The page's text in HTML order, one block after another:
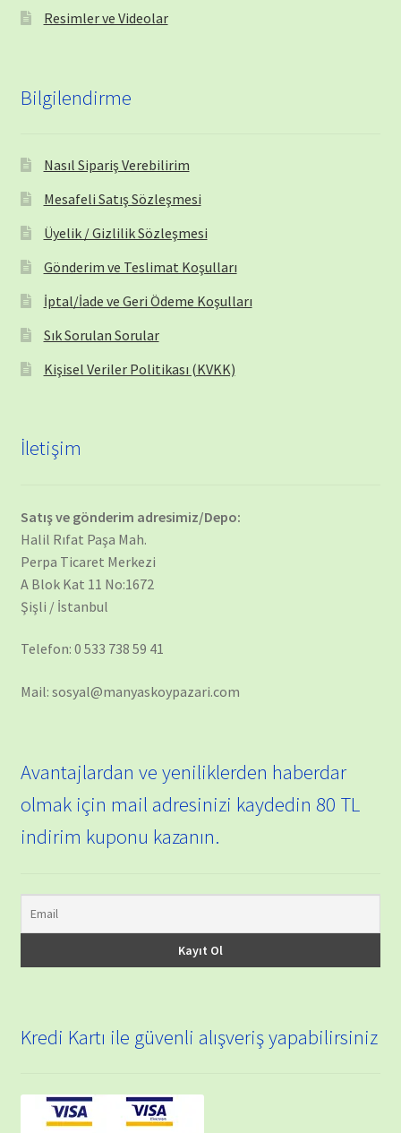
Resimler ve Videolar
Bilgilendirme
Nasıl Sipariş Verebilirim
Mesafeli Satış Sözleşmesi
Üyelik / Gizlilik Sözleşmesi
Gönderim ve Teslimat Koşulları
İptal/İade ve Geri Ödeme Koşulları
Sık Sorulan Sorular
Kişisel Veriler Politikası (KVKK)
İletişim
Satış ve gönderim adresimiz/Depo:
Halil Rıfat Paşa Mah.
Perpa Ticaret Merkezi
A Blok Kat 11 No:1672
Şişli / İstanbul
Telefon: 0 533 738 59 41
Mail: sosyal@manyaskoypazari.com
Avantajlardan ve yeniliklerden haberdar
olmak için mail adresinizi kaydedin 80 TL
indirim kuponu kazanın.
Kredi Kartı ile güvenli alışveriş yapabilirsiniz